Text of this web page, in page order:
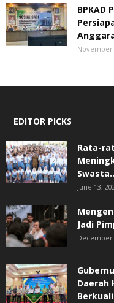
BPKAD
November
EDITOR PICKS
Rata-
June 13,
Jadi
December
Daerah